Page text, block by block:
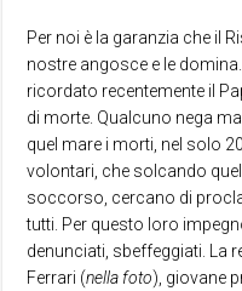
Per noi è la garanzia che il
nostre angosce e le
ricordato recentemente il
di morte. Qualcuno nega
quel mare i morti, nel solo
volontari, che solcando
soccorso, cercano di
tutti. Per questo loro
denunciati, sbeffeggiati. La
Ferrari (nella foto), giovane